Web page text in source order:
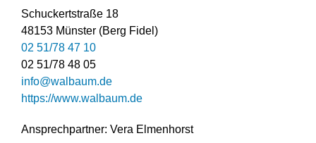
Schuckertstraße 18
48153 Münster (Berg Fidel)
02 51/78 47 10
02 51/78 48 05
info@walbaum.de
https://www.walbaum.de
Ansprechpartner: Vera Elmenhorst